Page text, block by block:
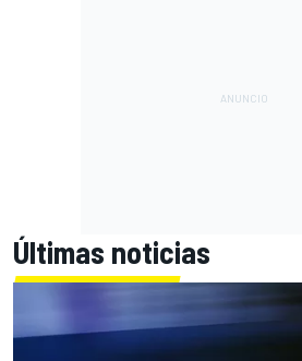
Últimas noticias